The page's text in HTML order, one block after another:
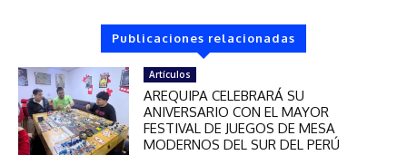
Publicaciones relacionadas
Artículos
AREQUIPA CELEBRARÁ SU
ANIVERSARIO CON EL MAYOR
FESTIVAL DE JUEGOS DE MESA
MODERNOS DEL SUR DEL PERÚ